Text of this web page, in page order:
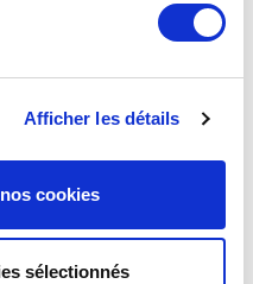
Afficher les détails
cookies
sélectionnés
Réf. : 1551200
Prix 34.90 € TTC
AJOUTER AU PANIER